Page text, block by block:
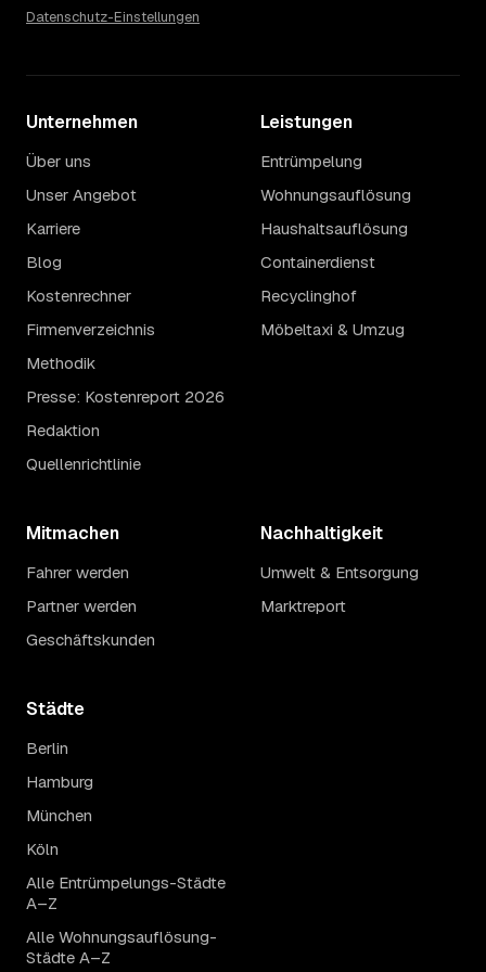
Datenschutz-Einstellungen
Unternehmen
Über uns
Unser Angebot
Karriere
Blog
Kostenrechner
Firmenverzeichnis
Methodik
Presse: Kostenreport 2026
Redaktion
Quellenrichtlinie
Leistungen
Entrümpelung
Wohnungsauflösung
Haushaltsauflösung
Containerdienst
Recyclinghof
Möbeltaxi & Umzug
Mitmachen
Fahrer werden
Partner werden
Geschäftskunden
Nachhaltigkeit
Umwelt & Entsorgung
Marktreport
Städte
Berlin
Hamburg
München
Köln
Alle Entrümpelungs-Städte
A–Z
Alle Wohnungsauflösung-
Städte A–Z